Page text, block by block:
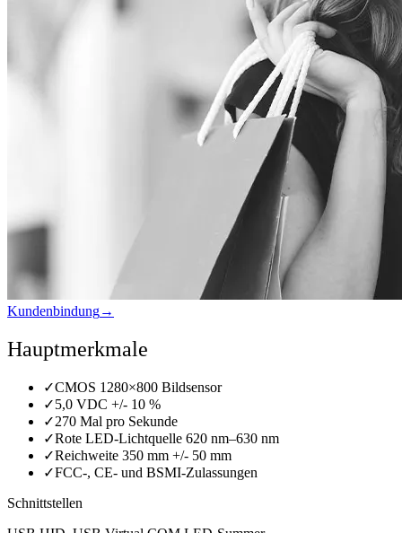
Kundenbindung→
Hauptmerkmale
✓CMOS 1280×800 Bildsensor
✓5,0 VDC +/- 10 %
✓270 Mal pro Sekunde
✓Rote LED-Lichtquelle 620 nm–630 nm
✓Reichweite 350 mm +/- 50 mm
✓FCC-, CE- und BSMI-Zulassungen
Schnittstellen